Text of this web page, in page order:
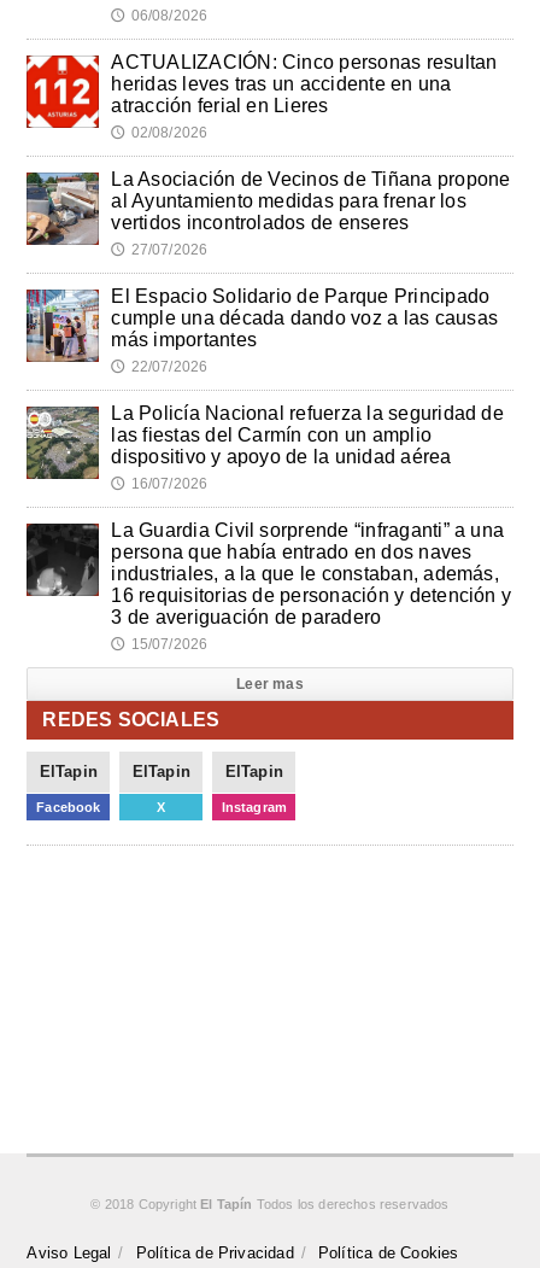
🕔 06/08/2026
ACTUALIZACIÓN: Cinco personas resultan
heridas leves tras un accidente en una
atracción ferial en Lieres
🕔 02/08/2026
La Asociación de Vecinos de Tiñana propone
al Ayuntamiento medidas para frenar los
vertidos incontrolados de enseres
🕔 27/07/2026
El Espacio Solidario de Parque Principado
cumple una década dando voz a las causas
más importantes
🕔 22/07/2026
La Policía Nacional refuerza la seguridad de
las fiestas del Carmín con un amplio
dispositivo y apoyo de la unidad aérea
🕔 16/07/2026
La Guardia Civil sorprende “infraganti” a una
persona que había entrado en dos naves
industriales, a la que le constaban, además,
16 requisitorias de personación y detención y
3 de averiguación de paradero
🕔 15/07/2026
Leer mas
REDES SOCIALES
ElTapin
Facebook
ElTapin
X
ElTapin
Instagram
© 2018 Copyright El Tapín Todos los derechos reservados
Aviso Legal Política de Privacidad Política de Cookies